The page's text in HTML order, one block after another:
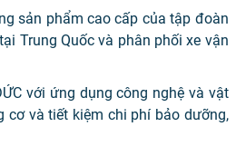
sản phẩm cao cấp của tập đoàn
Trung Quốc và phân phối xe vận
với ứng dụng công nghệ và vật
cơ và tiết kiệm chi phí bảo dưỡng,